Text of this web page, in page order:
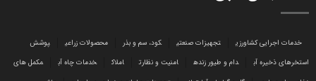
خدمات اجرایی کشاورزی تجهیزات صنعتی کود، سم و بذر محصولات زراعی
پوشش
استخرهای ذخیره آب
دام و طیور زنده امنیت و نظارت املاک خدمات چاه آب
مکمل های